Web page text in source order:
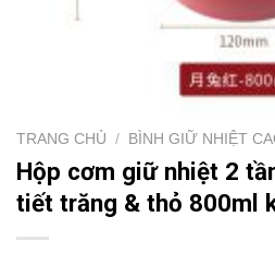
TRANG CHỦ / BÌNH GIỮ NHIỆT
Hộp cơm giữ nhiệt 2
tiết trăng & thỏ 800ml